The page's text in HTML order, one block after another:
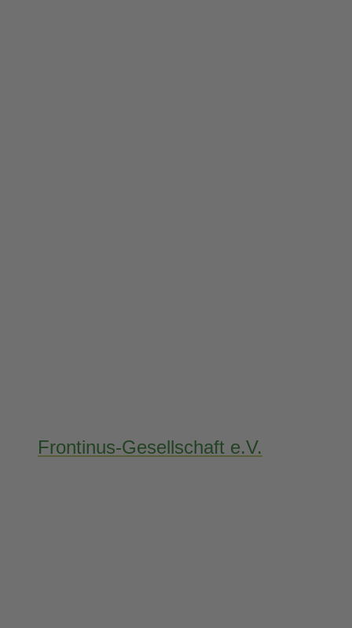
Frontinus-Gesellschaft e.V.